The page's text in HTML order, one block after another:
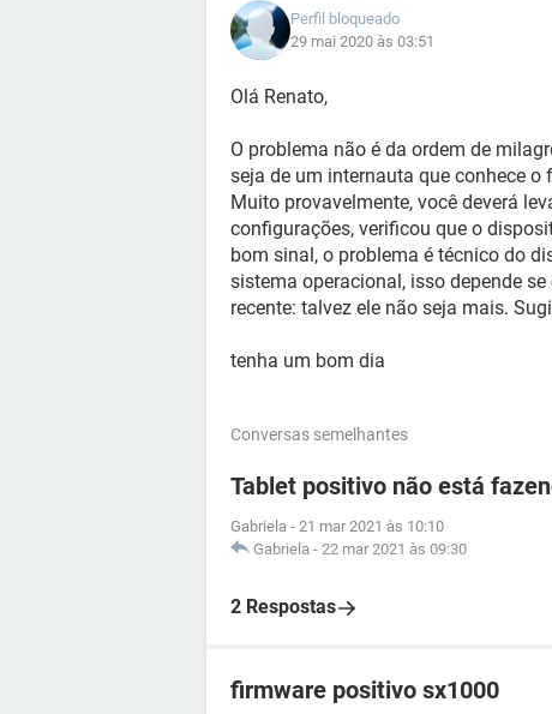
Perfil bloqueado
29 mai 2020 às 03:51
Olá Renato,
O problema não é da ordem de
seja de um internauta que conhece
Muito provavelmente, você deverá
configurações, verificou que o
bom sinal, o problema é técnico do
sistema operacional, isso depende
recente: talvez ele não seja mais.
tenha um bom dia
Conversas semelhantes
Tablet positivo não está
Gabriela - 21 mar 2021 às 10:10
Gabriela - 22 mar 2021 às 09:30
2 Respostas
firmware positivo sx1000